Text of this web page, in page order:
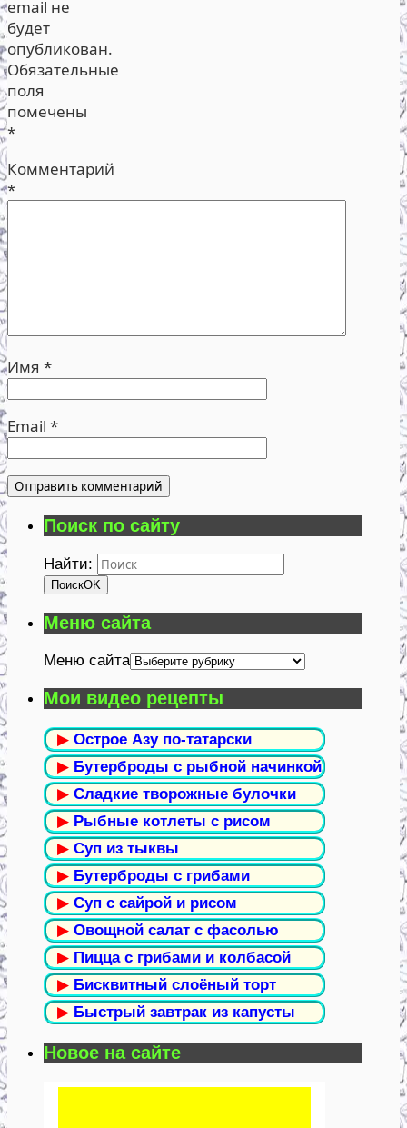
email не
будет
опубликован.
Обязательные
поля
помечены
*
Комментарий
*
Имя *
Email *
Поиск по сайту
Найти:
ПоискOK
Меню сайта
Меню сайта
Мои видео рецепты
▶ Острое Азу по-татарски
▶ Бутерброды с рыбной начинкой
▶ Сладкие творожные булочки
▶ Рыбные котлеты с рисом
▶ Суп из тыквы
▶ Бутерброды с грибами
▶ Суп с сайрой и рисом
▶ Овощной салат с фасолью
▶ Пицца с грибами и колбасой
▶ Бисквитный слоёный торт
▶ Быстрый завтрак из капусты
Новое на сайте